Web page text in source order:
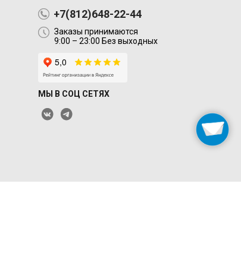
+7(812)648-22-44
Заказы принимаются
9:00 – 23:00 Без выходных
МЫ В СОЦ СЕТЯХ